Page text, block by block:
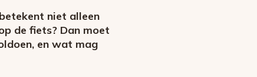
niet alleen
de fiets? Dan moet
en wat mag